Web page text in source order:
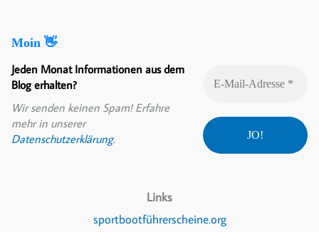
Moin 👋
Jeden Monat Informationen aus dem
Blog erhalten?
Wir senden keinen Spam! Erfahre
mehr in unserer
Datenschutzerklärung.
Links
sportbootführerscheine.org